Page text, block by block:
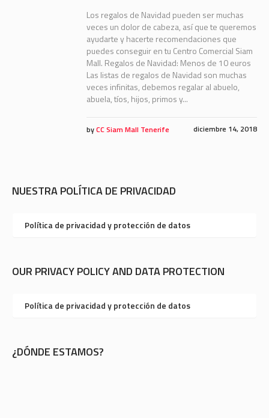
Los regalos de Navidad pueden ser muchas
veces un dolor de cabeza, así que te queremos
ayudarte y hacerte recomendaciones que
puedes conseguir en tu Centro Comercial Siam
Mall. Regalos de Navidad: Menos de 10 euros
Las listas de regalos de Navidad son muchas
veces infinitas, debemos regalar al abuelo,
abuela, tíos, hijos, primos y...
diciembre 14, 2018
byCC Siam Mall Tenerife
NUESTRA POLÍTICA DE PRIVACIDAD
Política de privacidad y protección de datos
OUR PRIVACY POLICY AND DATA PROTECTION
Política de privacidad y protección de datos
¿DÓNDE ESTAMOS?